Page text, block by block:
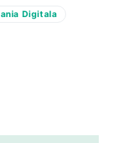
Digitala